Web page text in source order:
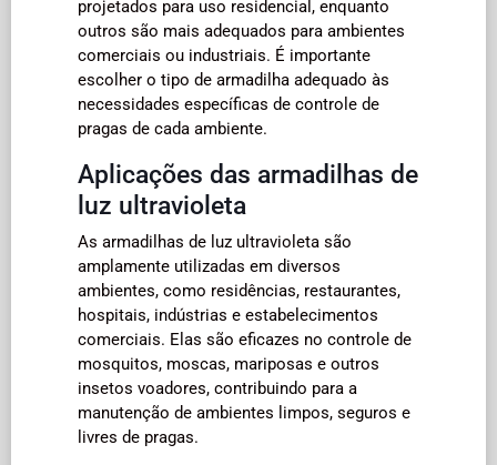
projetados para uso residencial, enquanto
outros são mais adequados para ambientes
comerciais ou industriais. É importante
escolher o tipo de armadilha adequado às
necessidades específicas de controle de
pragas de cada ambiente.
Aplicações das armadilhas de
luz ultravioleta
As armadilhas de luz ultravioleta são
amplamente utilizadas em diversos
ambientes, como residências, restaurantes,
hospitais, indústrias e estabelecimentos
comerciais. Elas são eficazes no controle de
mosquitos, moscas, mariposas e outros
insetos voadores, contribuindo para a
manutenção de ambientes limpos, seguros e
livres de pragas.